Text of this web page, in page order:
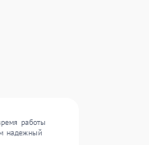
работы
надежный